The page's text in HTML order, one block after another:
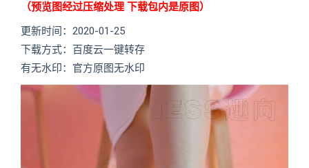
（预览图经过压缩处理 下载包内是原图）
更新时间：2020-01-25
下载方式：百度云一键转存
有无水印：官方原图无水印